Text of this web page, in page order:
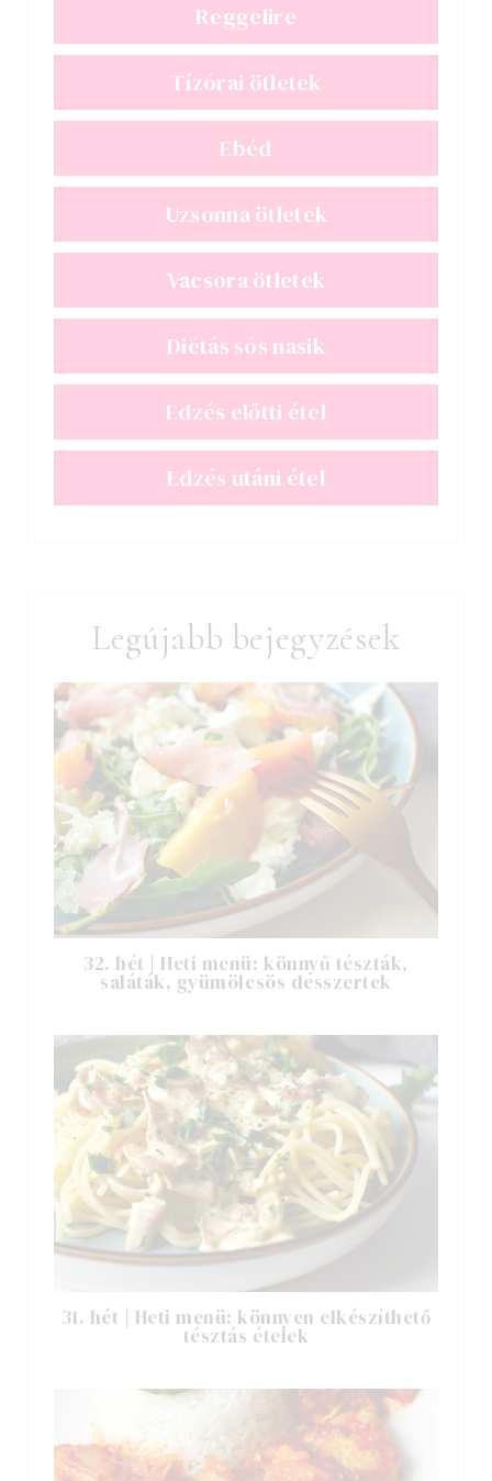
Reggelire
Tízórai ötletek
Ebéd
Uzsonna ötletek
Vacsora ötletek
Diétás sós nasik
Edzés előtti étel
Edzés utáni étel
Legújabb bejegyzések
32. hét | Heti menü: könnyű tészták,
saláták, gyümölcsös desszertek
31. hét | Heti menü: könnyen elkészíthető
tésztás ételek